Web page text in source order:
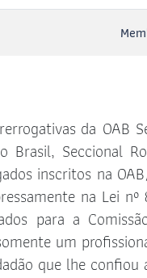
da OAB
Brasil, Seccional
inscritos na
na Lei
para a
um
que lhe